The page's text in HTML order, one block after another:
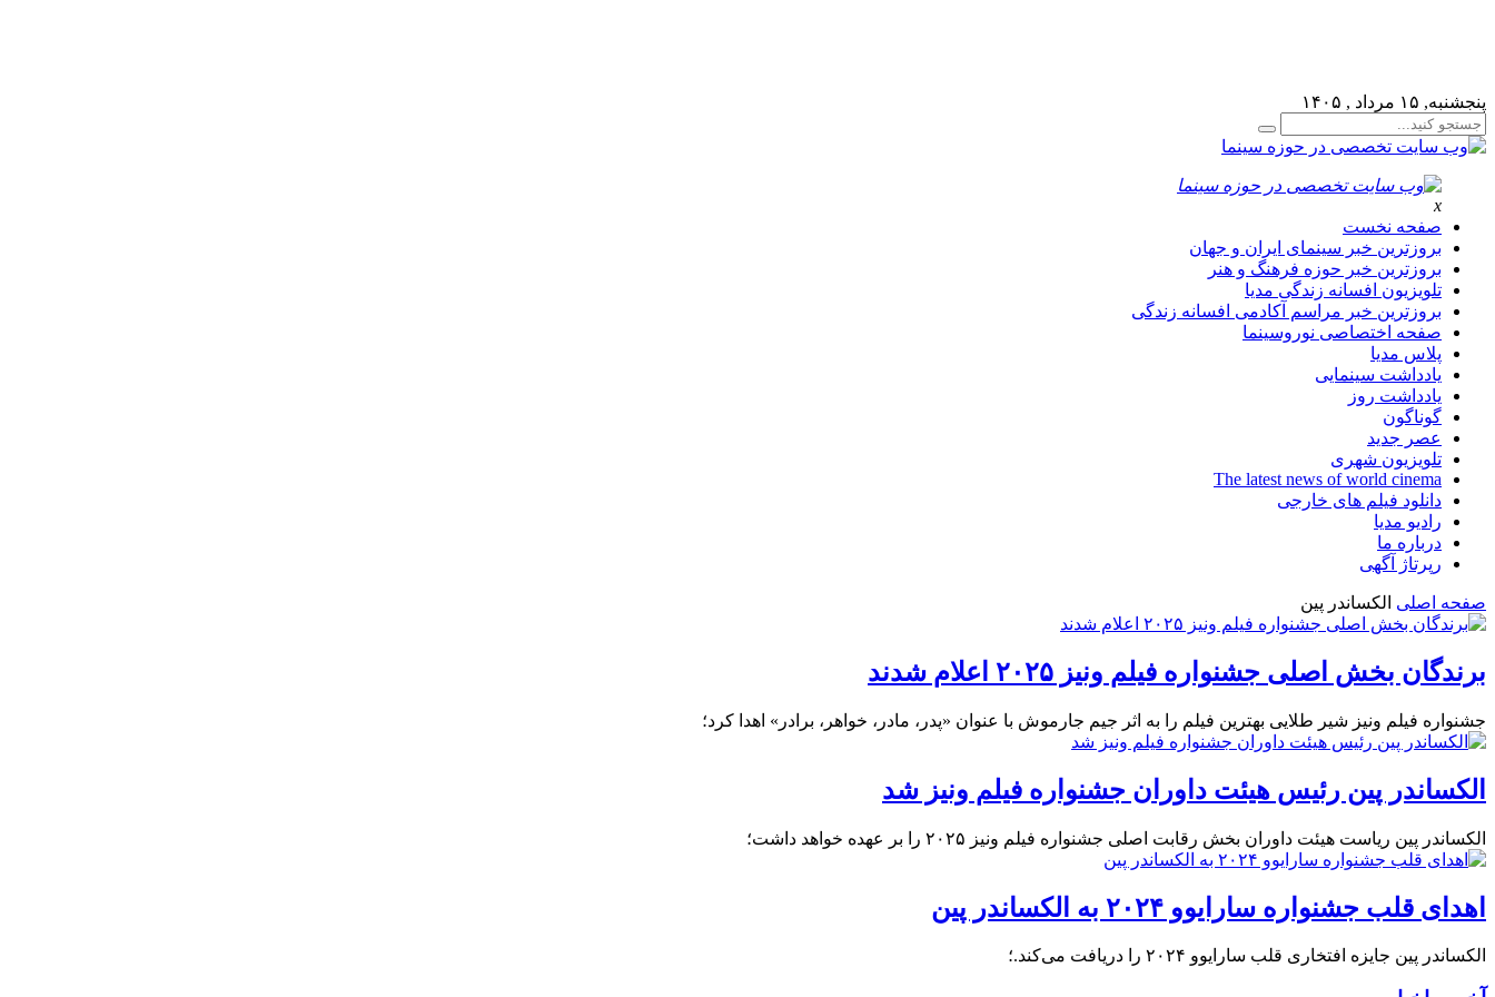
پنجشنبه, ۱۵ مرداد , ۱۴۰۵
x
صفحه نخست
بروزترین خبر سینمای ایران و جهان
بروزترین خبر حوزه فرهنگ و هنر
تلویزیون افسانه زندگی مدیا
بروزترین خبر مراسم آکادمی افسانه زندگی
صفحه اختصاصی نوروسینما
پلاس مدیا
یادداشت سینمایی
یادداشت روز
گوناگون
عصر جدید
تلویزیون شهری
The latest news of world cinema
دانلود فیلم های خارجی
رادیو مدیا
درباره ما
رپرتاژ آگهی
صفحه اصلی الکساندر پین
برندگان بخش اصلی جشنواره فیلم ونیز ۲۰۲۵ اعلام شدند
جشنواره فیلم ونیز شیر طلایی بهترین فیلم را به اثر جیم جارموش با عنوان «پدر، مادر، خواهر، برادر» اهدا کرد؛
الکساندر پین رئیس هیئت داوران جشنواره فیلم ونیز شد
الکساندر پین ریاست هیئت داوران بخش رقابت اصلی جشنواره فیلم ونیز ۲۰۲۵ را بر عهده خواهد داشت؛
اهدای قلب جشنواره سارایوو ۲۰۲۴ به الکساندر پین
الکساندر پین جایزه افتخاری قلب سارایوو ۲۰۲۴ را دریافت می‌کند.؛